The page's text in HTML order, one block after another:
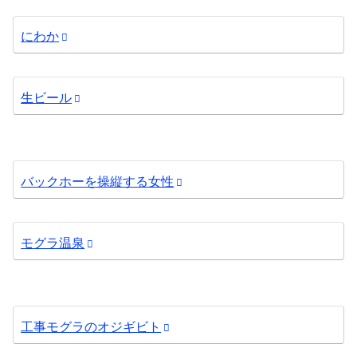
にわか
生ビール
バックホーを操縦する女性
モグラ温泉
工事モグラのオジギビト